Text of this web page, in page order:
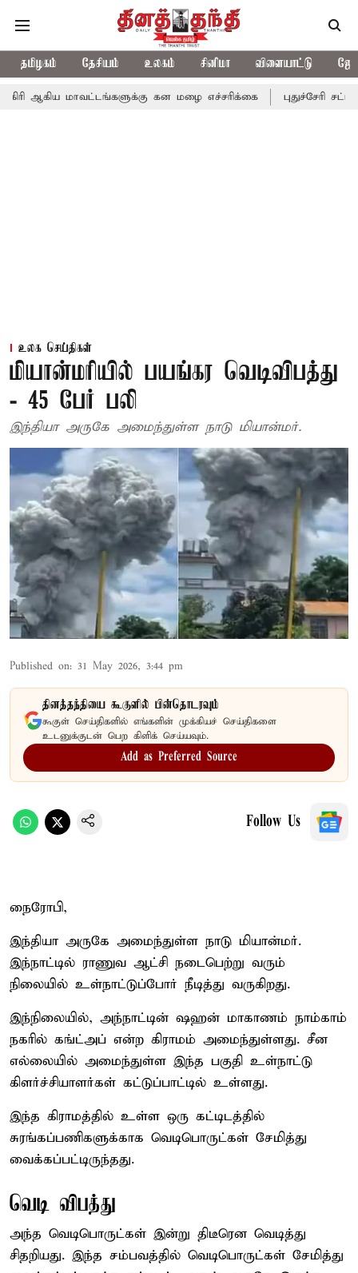
தமிழகம் தேசியம் உலகம் சினிமா விளையாட்டு
கன மழை எச்சரிக்கை புதுச்சேரி சட்டசபையில்
உலக செய்திகள்
மியான்மரியில் பயங்கர வெடிவிபத்து
- 45 பேர் பலி
இந்தியா அருகே அமைந்துள்ள நாடு மியான்மர்.
Published on: 31 May 2026, 3:44 pm
தினத்தந்தியை கூகுளில் பின்தொடரவும்
கூகுள் செய்திகளில் எங்களின் முக்கியச் செய்திகளை
உடனுக்குடன் பெற கிளிக் செய்யவும்.
Add as Preferred Source
Follow Us
நைரோபி,
இந்தியா அருகே அமைந்துள்ள நாடு மியான்மர்.
இந்நாட்டில் ராணுவ ஆட்சி நடைபெற்று வரும்
நிலையில் உள்நாட்டுப்போர் நீடித்து வருகிறது.
இந்நிலையில், அந்நாட்டின் ஷஹன் மாகாணம் நாம்காம்
நகரில் கங்ட்அப் என்ற கிராமம் அமைந்துள்ளது. சீன
எல்லையில் அமைந்துள்ள இந்த பகுதி உள்நாட்டு
கிளர்ச்சியாளர்கள் கட்டுப்பாட்டில் உள்ளது.
இந்த கிராமத்தில் உள்ள ஒரு கட்டிடத்தில்
சுரங்கப்பணிகளுக்காக வெடிபொருட்கள் சேமித்து
வைக்கப்பட்டிருந்தது.
வெடி விபத்து
அந்த வெடிபொருட்கள் இன்று திடீரென வெடித்து
சிதறியது. இந்த சம்பவத்தில் வெடிபொருட்கள் சேமித்து